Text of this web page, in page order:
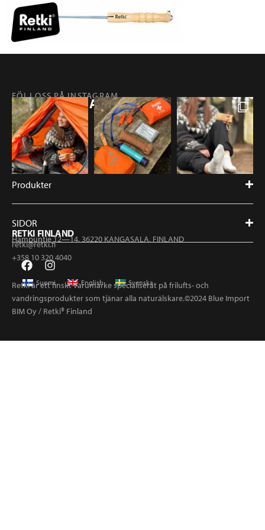
FÖLJ OSS PÅ INSTAGRAM
@RETKIFINLAND
Produkter
SIDOR
RETKI FINLAND
Hampuntie 12—14, 36220 KANGASALA, FINLAND
retki@retki.fi
+358 10 320 4040
Suomi English Svenska
Retki är ett finskt varumärke specialiserat på frilufts- och
vandringsprodukter som tjänar alla naturälskare.©2024 Blue Import
BIM Oy / Retki® Finland